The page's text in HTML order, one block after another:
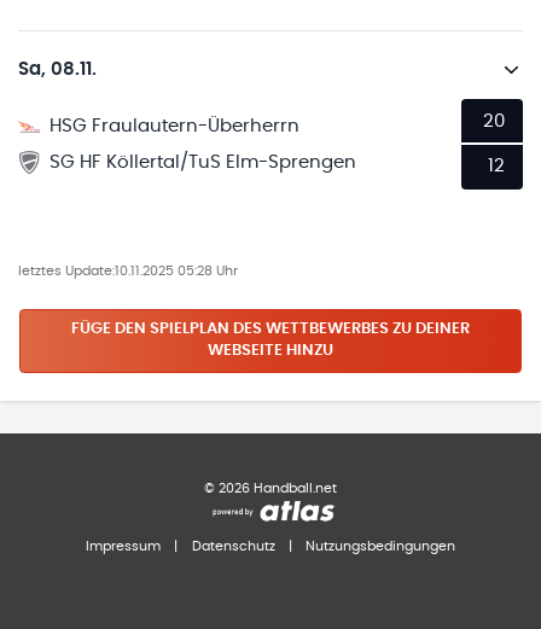
Sa, 08.11.
HSG Fraulautern-Überherrn
SG HF Köllertal/TuS Elm-Sprengen
20
12
letztes Update:10.11.2025 05:28 Uhr
FÜGE DEN SPIELPLAN DES WETTBEWERBES ZU DEINER
WEBSEITE HINZU
© 2026 Handball.net
Impressum Datenschutz Nutzungsbedingungen